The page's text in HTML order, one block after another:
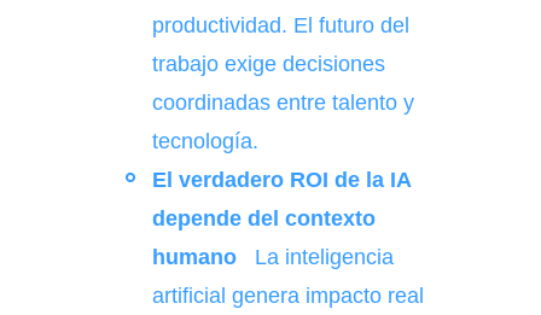
productividad. El futuro del
trabajo exige decisiones
coordinadas entre talento y
tecnología.
El verdadero ROI de la IA
depende del contexto
humano La inteligencia
artificial genera impacto real